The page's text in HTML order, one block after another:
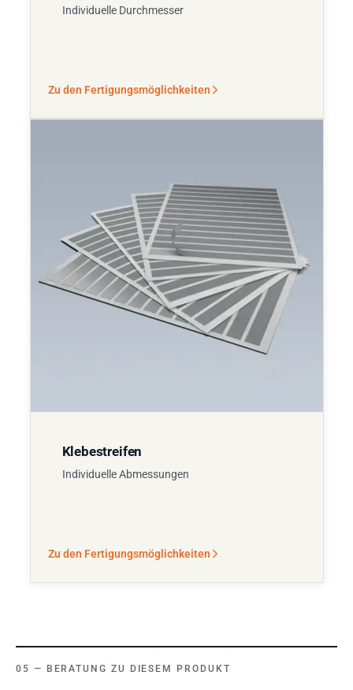
Individuelle Durchmesser
Zu den Fertigungsmöglichkeiten
Klebestreifen
Individuelle Abmessungen
Zu den Fertigungsmöglichkeiten
BERATUNG ZU DIESEM PRODUKT